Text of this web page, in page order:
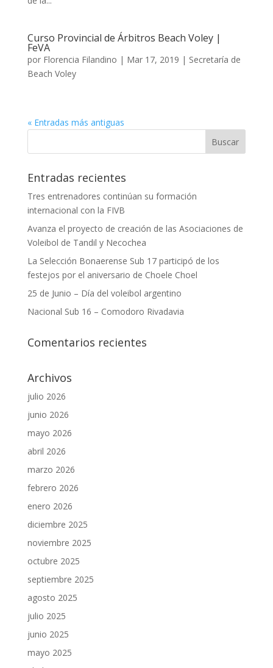
Curso Provincial de Árbitros Beach Voley |
FeVA
por Florencia Filandino | Mar 17, 2019 | Secretaría de
Beach Voley
« Entradas más antiguas
Entradas recientes
Tres entrenadores continúan su formación
internacional con la FIVB
Avanza el proyecto de creación de las Asociaciones de
Voleibol de Tandil y Necochea
La Selección Bonaerense Sub 17 participó de los
festejos por el aniversario de Choele Choel
25 de Junio – Día del voleibol argentino
Nacional Sub 16 – Comodoro Rivadavia
Comentarios recientes
Archivos
julio 2026
junio 2026
mayo 2026
abril 2026
marzo 2026
febrero 2026
enero 2026
diciembre 2025
noviembre 2025
octubre 2025
septiembre 2025
agosto 2025
julio 2025
junio 2025
mayo 2025